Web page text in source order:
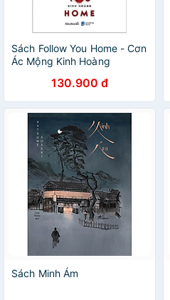
Sách Follow You Home - Cơn
Ác Mộng Kinh Hoàng
130.900 đ
Sách Minh Ám